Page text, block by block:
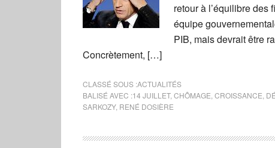
retour à l’équilibre
équipe
PIB, mais devrait être
Concrètement, […]
CLASSÉ SOUS :ACTUALITÉS
BALISÉ AVEC :14 JUILLET, CHÔMAGE CROISSANCE
SARKOZY, RENÉ DOSIÈRE